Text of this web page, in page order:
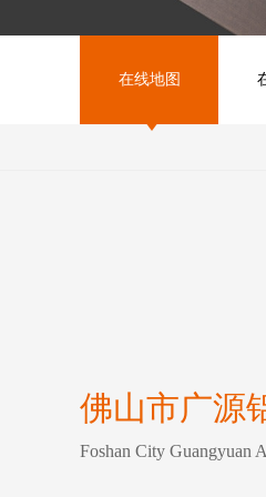
在线地图
佛山市广源
Foshan City Guangyuan